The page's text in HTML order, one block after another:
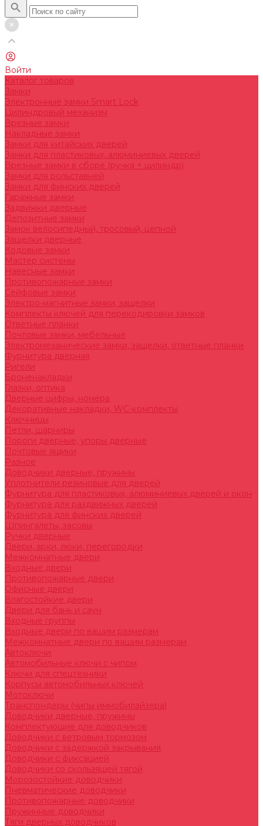
Войти
Каталог товаров
Замки
Электронные замки Smart Lock
Цилиндровый механизм
Врезные замки
Накладные замки
Замки для китайских дверей
Замки для пластиковых, алюминиевых дверей
Врезные замки в сборе (ручка + цилиндр)
Замки для рольставней
Замки для финских дверей
Гаражные замки
Задвижки дверные
Депозитные замки
Замок велосипедный, тросовый, цепной
Защелки дверные
Кодовые замки
Мастер системы
Навесные замки
Противопожарные замки
Сейфовые замки
Электро-магнитные замки, защелки
Комплекты ключей для перекодировки замков
Ответные планки
Почтовые замки, мебельные
Электромеханические замки, защелки, ответные планки
Фурнитура дверная
Ригели
Броненакладки
Глазки, оптика
Дверные цифры, номера
Декоративные накладки, WC-комплекты
Ключницы
Петли, шарниры
Пороги дверные, упоры дверные
Почтовые ящики
Разное
Доводчики дверные, пружины
Уплотнители резиновые для дверей
Фурнитура для пластиковых, алюминиевых дверей и окон
Фурнитура для раздвижных дверей
Фурнитура для финских дверей
Шпингалеты, засовы
Ручки дверные
Двери, арки, люки, перегородки
Межкомнатные двери
Входные двери
Противопожарные двери
Офисные двери
Влагостойкие двери
Двери для бань и саун
Входные группы
Входные двери по вашим размерам
Межкомнатные двери по вашим размерам
Автоключи
Автомобильные ключи с чипом
Ключи для спецтехники
Корпусы автомобильных ключей
Мотоключи
Транспондеры (чипы иммобилайзера)
Доводчики дверные, пружины
Комплектующие для доводчиков
Доводчики с ветровым тормозом
Доводчики с задержкой закрывания
Доводчики с фиксацией
Доводчики со скользящей тягой
Морозостойкие доводчики
Пневматические доводчики
Противопожарные доводчики
Пружинные доводчики
Тяги дверных доводчиков